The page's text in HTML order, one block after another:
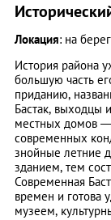
Локация: на
История района
большую часть
приданию,
Бастак, выходцы
местных домов
современных
знойные летние
зданием, тем
Современная
времен и готова
музеем,